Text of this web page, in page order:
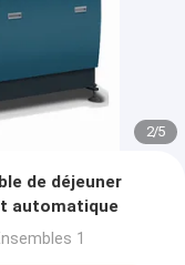
2/5
de déjeuner
automatique
1